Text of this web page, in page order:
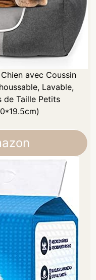
avec Coussin
Lavable,
de Taille Petits